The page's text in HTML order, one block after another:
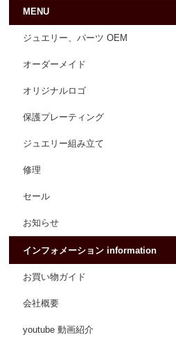
MENU
ジュエリー、パーツ OEM
オーダーメイド
オリジナルロゴ
保護プレーティング
ジュエリー組み立て
修理
セール
お知らせ
インフォメーション information
お買い物ガイド
会社概要
youtube 動画紹介